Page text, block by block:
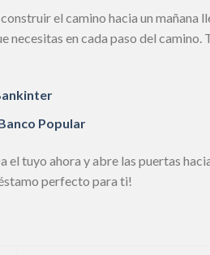
el camino hacia un mañana
en cada paso del camino.
Popular
el tuyo ahora y abre las puertas
perfecto para ti!